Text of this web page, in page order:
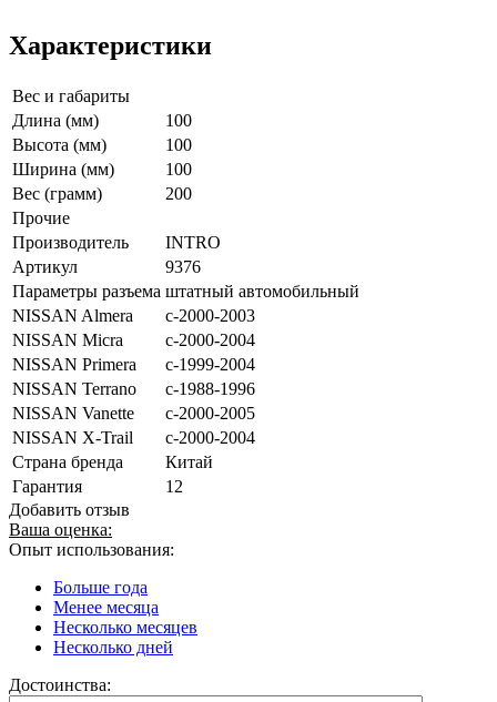
Характеристики
Вес и габариты
Длина (мм)
100
Высота (мм)
100
Ширина (мм)
100
Вес (грамм)
200
Прочие
Производитель
INTRO
Артикул
9376
Параметры разъема штатный автомобильный
NISSAN Almera
с-2000-2003
NISSAN Micra
с-2000-2004
NISSAN Primera
с-1999-2004
NISSAN Terrano
с-1988-1996
NISSAN Vanette
с-2000-2005
NISSAN X-Trail
с-2000-2004
Страна бренда
Китай
Гарантия
12
Добавить отзыв
Ваша оценка:
Опыт использования:
Больше года
Менее месяца
Несколько месяцев
Несколько дней
Достоинства: